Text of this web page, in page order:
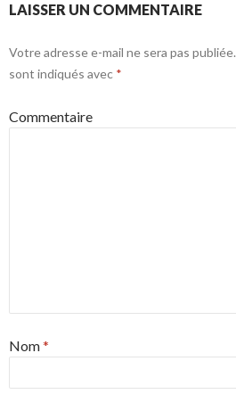
LAISSER UN COMMENTAIRE
Votre adresse e-mail ne sera pas publiée.
sont indiqués avec *
Commentaire
Nom*